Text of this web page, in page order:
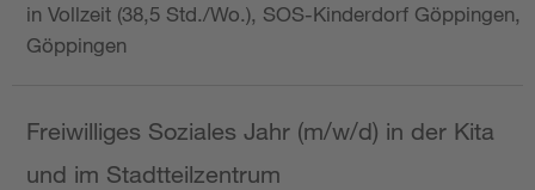
in Vollzeit (38,5 Std./Wo.), SOS-Kinderdorf Göppingen,
Göppingen
Freiwilliges Soziales Jahr (m/w/d) in der Kita
und im Stadtteilzentrum